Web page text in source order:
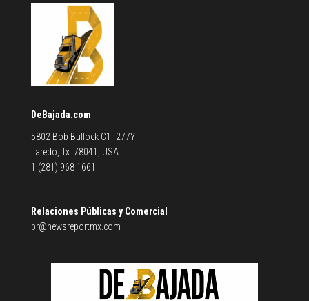
DeBajada.com
5802 Bob Bullock C1- 277Y
Laredo, Tx. 78041, USA
1 (281) 968 1661
Relaciones Públicas y Comercial
pr@newsreportmx.com